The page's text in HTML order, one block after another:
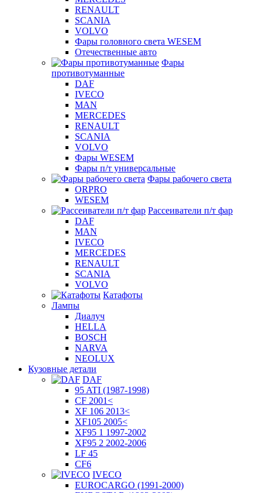
RENAULT
SCANIA
VOLVO
Фары головного света WESEM
Отечественные авто
Фары
противотуманные
DAF
IVECO
MAN
MERCEDES
RENAULT
SCANIA
VOLVO
Фары WESEM
Фары п/т универсальные
Фары рабочего света
ORPRO
WESEM
Рассеиватели п/т фар
DAF
MAN
IVECO
MERCEDES
RENAULT
SCANIA
VOLVO
Катафоты
Лампы
Диалуч
HELLA
BOSCH
NARVA
NEOLUX
Кузовные детали
DAF
95 ATI (1987-1998)
CF 2001<
XF 106 2013<
XF105 2005<
XF95 1 1997-2002
XF95 2 2002-2006
LF 45
CF6
IVECO
EUROCARGO (1991-2000)